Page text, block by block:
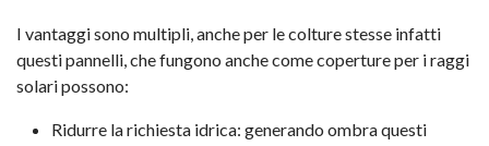
I vantaggi sono multipli, anche per le colture stesse infatti
questi pannelli, che fungono anche come coperture per i raggi
solari possono:
Ridurre la richiesta idrica: generando ombra questi